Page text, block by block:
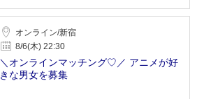
オンライン/新宿
8/6(木) 22:30
＼オンラインマッチング♡／ アニメが好
きな男女を募集